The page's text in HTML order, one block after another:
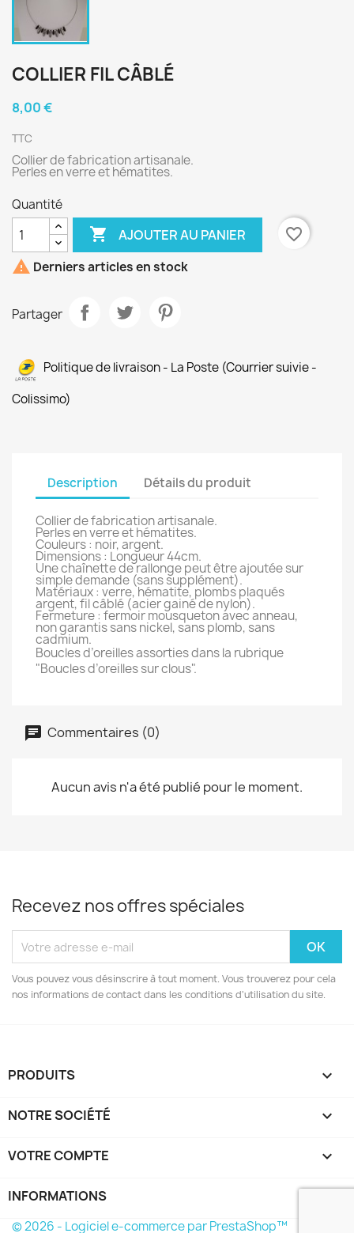
COLLIER FIL CÂBLÉ
8,00 €
TTC
Collierde fabrication artisanale.
Perles en verre et hématites.
Quantité
 AJOUTER AU PANIER
favorite_border
 Derniers articles en stock
Partager
Politique de livraison - La Poste (Courrier suivie -
Colissimo)
Description Détails du produit
Collierde fabrication artisanale.
Perles en verre et hématites.
Couleurs : noir, argent.
Dimensions : Longueur 44cm.
Une chaînette de rallonge peut être ajoutée sur
simple demande (sans supplément).
Matériaux : verre, hématite, plombs plaqués
argent, fil câblé (acier gainé de nylon).
Fermeture : fermoir mousqueton avec anneau,
non garantis sans nickel, sans plomb, sans
cadmium.
Boucles d’oreillesassortiesdans la rubrique
"Boucles d’oreilles sur clous".
Commentaires (0)
Aucun avis n'a été publié pour le moment.
Recevez nos offres spéciales
Vous pouvez vous désinscrire à tout moment. Vous trouverez pour cela
nos informations de contact dans les conditions d'utilisation du site.
PRODUITS 
NOTRE SOCIÉTÉ 
VOTRE COMPTE 
INFORMATIONS
© 2026 - Logiciel e-commerce par PrestaShop™